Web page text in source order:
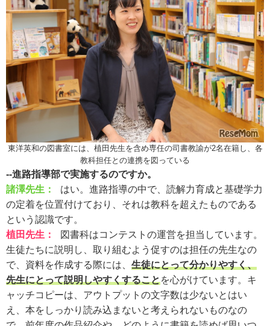
東洋英和の図書室には、植田先生を含め専任の司書教諭が2名在籍し、各
教科担任との連携を図っている
--進路指導部で実施するのですか。
諸澤先生：
はい。進路指導の中で、読解力育成と基礎学力
の定着を位置付けており、それは教科を超えたものである
という認識です。
植田先生：
図書科はコンテストの運営を担当しています。
生徒たちに説明し、取り組むよう促すのは担任の先生なの
で、資料を作成する際には、 生徒にとって分かりやすく、
先生にとって説明しやすくすることを心がけています。キ
ャッチコピーは、アウトプットの文字数は少ないとはい
え、本をしっかり読み込まないと考えられないものなの